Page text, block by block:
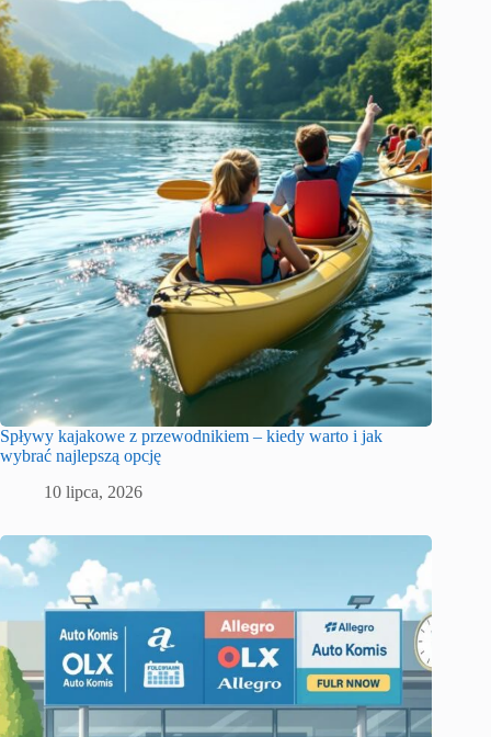
Spływy kajakowe z przewodnikiem – kiedy warto i jak
wybrać najlepszą opcję
10 lipca, 2026